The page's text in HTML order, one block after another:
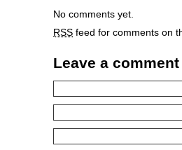
No comments yet.
RSS feed for comments on
Leave a comment